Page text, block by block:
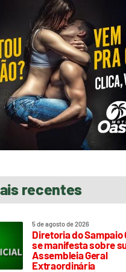
recentes
5 de agosto de 2026
Diretoria do Sampaio
se manifesta sobre
Assembleia Geral
Extraordinária